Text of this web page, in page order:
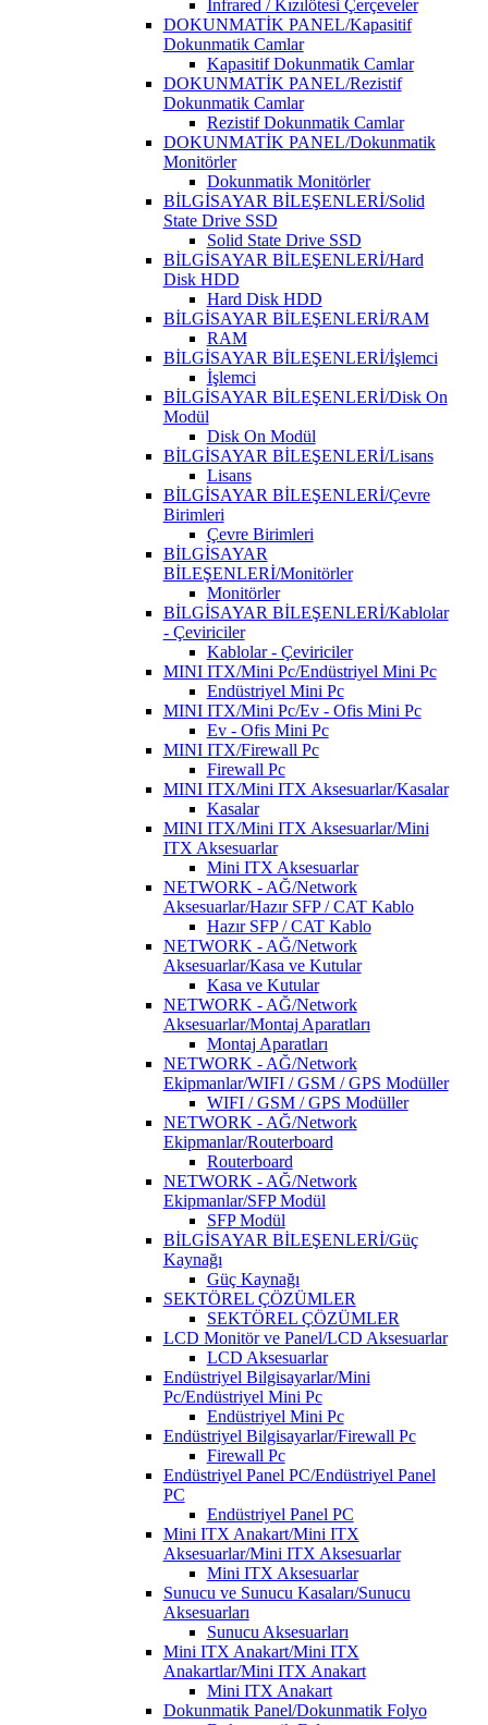
Infrared / Kızılötesi Çerçeveler
DOKUNMATİK PANEL/Kapasitif
Dokunmatik Camlar
Kapasitif Dokunmatik Camlar
DOKUNMATİK PANEL/Rezistif
Dokunmatik Camlar
Rezistif Dokunmatik Camlar
DOKUNMATİK PANEL/Dokunmatik
Monitörler
Dokunmatik Monitörler
BİLGİSAYAR BİLEŞENLERİ/Solid
State Drive SSD
Solid State Drive SSD
BİLGİSAYAR BİLEŞENLERİ/Hard
Disk HDD
Hard Disk HDD
BİLGİSAYAR BİLEŞENLERİ/RAM
RAM
BİLGİSAYAR BİLEŞENLERİ/İşlemci
İşlemci
BİLGİSAYAR BİLEŞENLERİ/Disk On
Modül
Disk On Modül
BİLGİSAYAR BİLEŞENLERİ/Lisans
Lisans
BİLGİSAYAR BİLEŞENLERİ/Çevre
Birimleri
Çevre Birimleri
BİLGİSAYAR
BİLEŞENLERİ/Monitörler
Monitörler
BİLGİSAYAR BİLEŞENLERİ/Kablolar
- Çeviriciler
Kablolar - Çeviriciler
MINI ITX/Mini Pc/Endüstriyel Mini Pc
Endüstriyel Mini Pc
MINI ITX/Mini Pc/Ev - Ofis Mini Pc
Ev - Ofis Mini Pc
MINI ITX/Firewall Pc
Firewall Pc
MINI ITX/Mini ITX Aksesuarlar/Kasalar
Kasalar
MINI ITX/Mini ITX Aksesuarlar/Mini
ITX Aksesuarlar
Mini ITX Aksesuarlar
NETWORK - AĞ/Network
Aksesuarlar/Hazır SFP / CAT Kablo
Hazır SFP / CAT Kablo
NETWORK - AĞ/Network
Aksesuarlar/Kasa ve Kutular
Kasa ve Kutular
NETWORK - AĞ/Network
Aksesuarlar/Montaj Aparatları
Montaj Aparatları
NETWORK - AĞ/Network
Ekipmanlar/WIFI / GSM / GPS Modüller
WIFI / GSM / GPS Modüller
NETWORK - AĞ/Network
Ekipmanlar/Routerboard
Routerboard
NETWORK - AĞ/Network
Ekipmanlar/SFP Modül
SFP Modül
BİLGİSAYAR BİLEŞENLERİ/Güç
Kaynağı
Güç Kaynağı
SEKTÖREL ÇÖZÜMLER
SEKTÖREL ÇÖZÜMLER
LCD Monitör ve Panel/LCD Aksesuarlar
LCD Aksesuarlar
Endüstriyel Bilgisayarlar/Mini
Pc/Endüstriyel Mini Pc
Endüstriyel Mini Pc
Endüstriyel Bilgisayarlar/Firewall Pc
Firewall Pc
Endüstriyel Panel PC/Endüstriyel Panel
PC
Endüstriyel Panel PC
Mini ITX Anakart/Mini ITX
Aksesuarlar/Mini ITX Aksesuarlar
Mini ITX Aksesuarlar
Sunucu ve Sunucu Kasaları/Sunucu
Aksesuarları
Sunucu Aksesuarları
Mini ITX Anakart/Mini ITX
Anakartlar/Mini ITX Anakart
Mini ITX Anakart
Dokunmatik Panel/Dokunmatik Folyo